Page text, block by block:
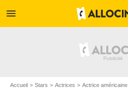
menu
Accueil Stars Actrices Actrice américaine